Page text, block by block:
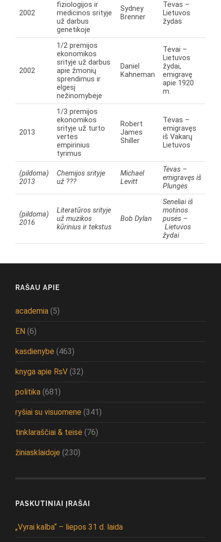
2002
fiziologijos ir
medicinos srityje
už darbus
genetikoje
Sydney
Brenner
Tėvas –
Lietuvos
žydas
2002
1/2 premijos
ekonomikos
srityje už darbus
apie žmonių
sprendimus ir
elgesį
nežinomybėje
Daniel
Kahneman
Tėvai –
Lietuvos
žydai,
emigravę
apie 1920
m.
2013
1/3 premijos
ekonomikos
srityje už turto
vertės
empirinius
tyrimus
Robert
James
Shiller
Tėvas –
emigravęs
iš Vakarų
Lietuvos
(pildoma)
2013
Chemijos srityje
už ???
Michael
Levitt
Tėvas –
emigravęs iš
Plungės
(pildoma)
2016
Literatūros srityje
už muzikos
kūrinius ir tekstus
Bob Dylan
Seneliai iš
motinos
pusės –
Lietuvos
žydai
RAŠAU APIE
academia (5)
EN (6)
kasdienybė (463)
knyga apie RsV (32)
politika (681)
ryšiai su visuomene (341)
tinklaraščiai & teisė (76)
žiniasklaidoje (230)
PASKUTINIAI ĮRAŠAI
„Vyrai kalba“ – liepos 31 d. laida